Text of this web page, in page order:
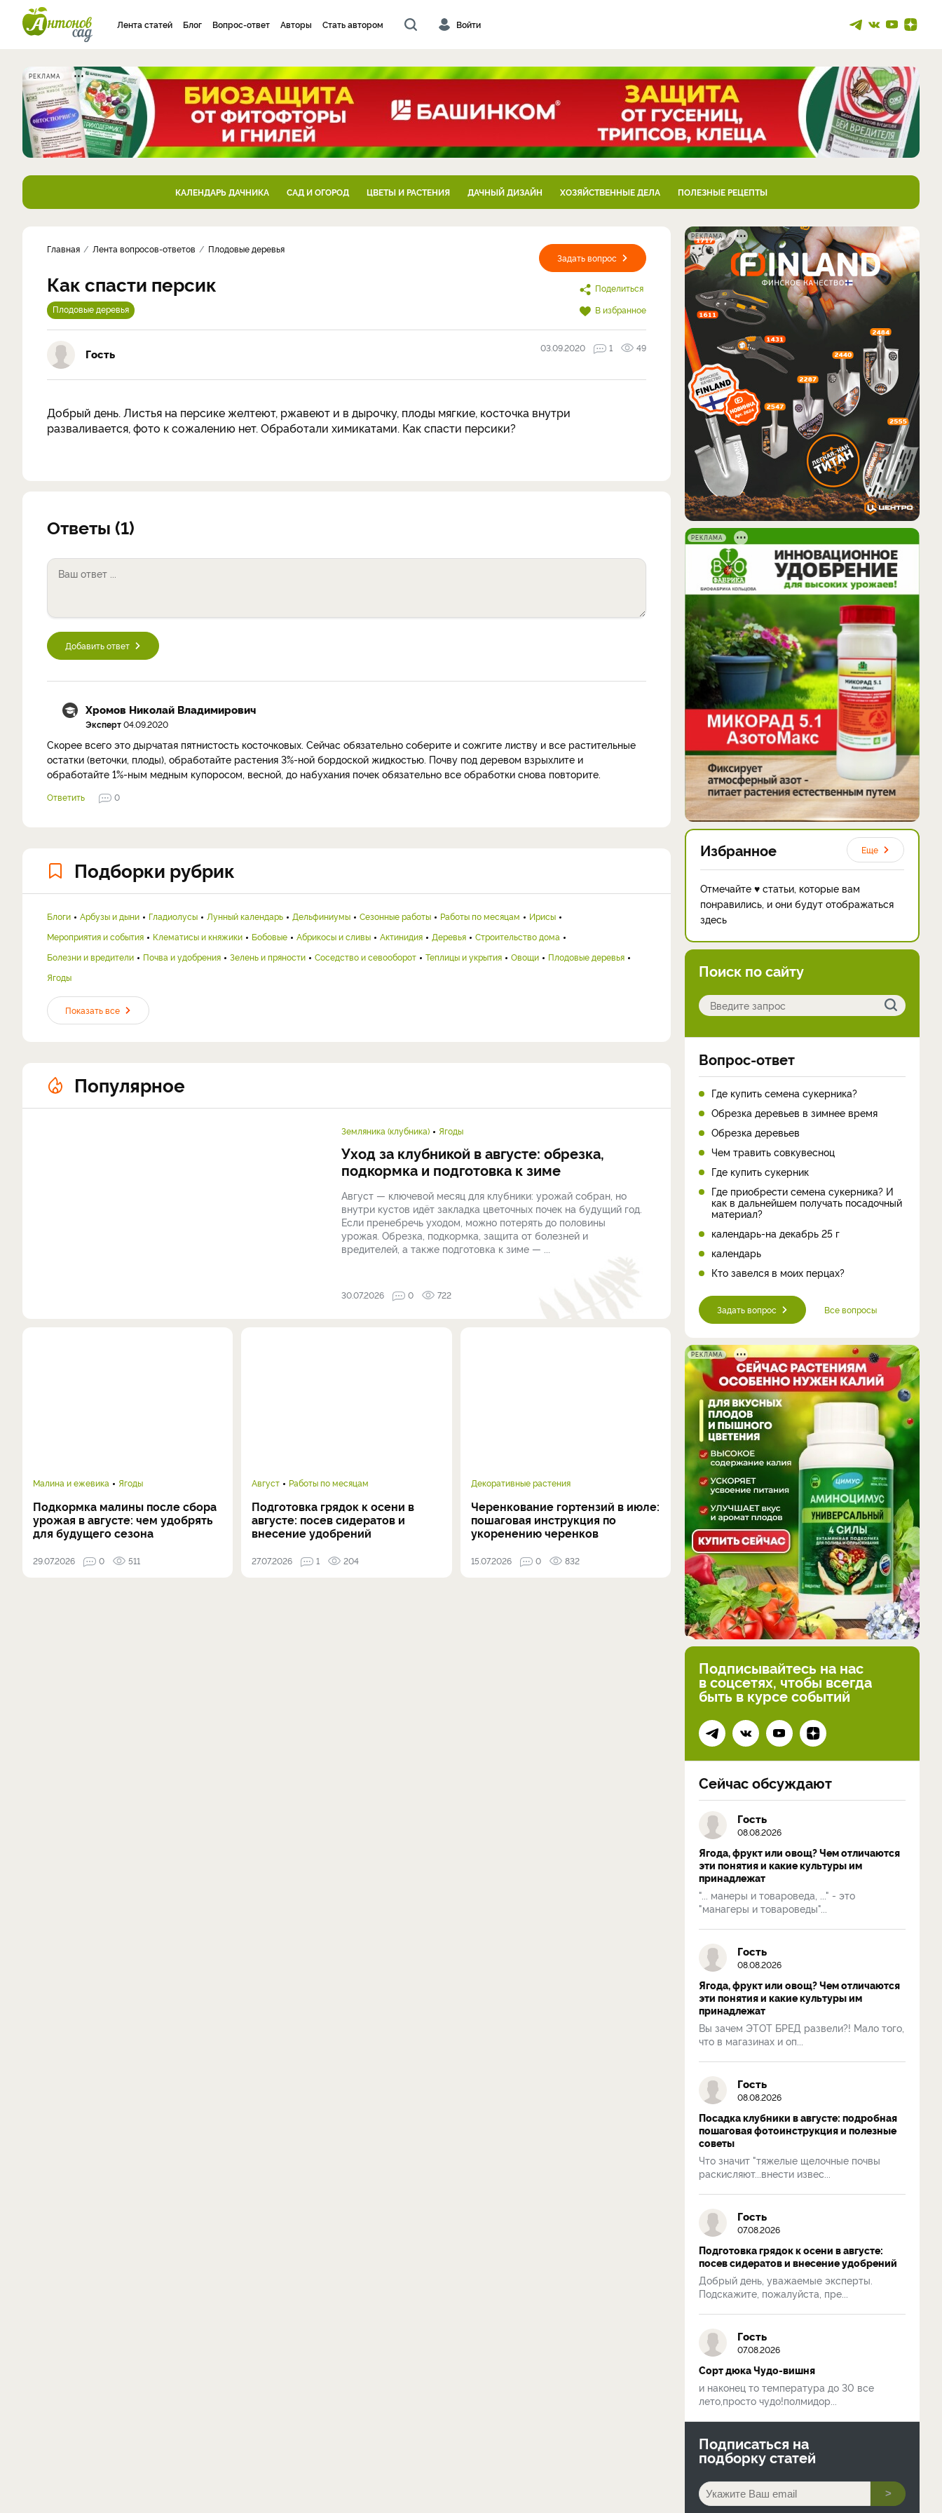
Лента статей Блог Вопрос-ответ Авторы Стать автором Войти
РЕКЛАМА
КАЛЕНДАРЬ ДАЧНИКА САД И ОГОРОД ЦВЕТЫ И РАСТЕНИЯ ДАЧНЫЙ ДИЗАЙН ХОЗЯЙСТВЕННЫЕ ДЕЛА ПОЛЕЗНЫЕ РЕЦЕПТЫ
Задать вопрос
Поделиться
В избранное
Главная Лента вопросов-ответов Плодовые деревья
Как спасти персик
Плодовые деревья
Гость 03.09.2020 1 49
Добрый день. Листья на персике желтеют, ржавеют и в дырочку, плоды мягкие, косточка внутри
разваливается, фото к сожалению нет. Обработали химикатами. Как спасти персики?
Ответы (1)
Добавить ответ
Хромов Николай Владимирович
Эксперт04.09.2020
Скорее всего это дырчатая пятнистость косточковых. Сейчас обязательно соберите и сожгите листву и все растительные
остатки (веточки, плоды), обработайте растения 3%-ной бордоской жидкостью. Почву под деревом взрыхлите и
обработайте 1%-ным медным купоросом, весной, до набухания почек обязательно все обработки снова повторите.
Ответить 0
Подборки рубрик
Блоги Арбузы и дыни Гладиолусы Лунный календарь Дельфиниумы Сезонные работы Работы по месяцам
Ирисы
Мероприятия и события
Клематисы и княжики Бобовые Абрикосы и сливы Актинидия Деревья
Строительство дома
Болезни и вредители
Почва и удобрения Зелень и пряности Соседство и севооборот Теплицы и укрытия Овощи
Плодовые деревья
Ягоды
Показать все
Популярное
Земляника (клубника) Ягоды
Уход за клубникой в августе: обрезка,
подкормка и подготовка к зиме
Август — ключевой месяц для клубники: урожай собран, но
внутри кустов идёт закладка цветочных почек на будущий год.
Если пренебречь уходом, можно потерять до половины
урожая. Обрезка, подкормка, защита от болезней и
вредителей, а также подготовка к зиме — ...
30.07.2026 0 722
Малина и ежевика Ягоды
Подкормка малины после сбора
урожая в августе: чем удобрять
для будущего сезона
29.07.2026 0 511
Август Работы по месяцам
Подготовка грядок к осени в
августе: посев сидератов и
внесение удобрений
27.07.2026 1 204
Декоративные растения
Черенкование гортензий в июле:
пошаговая инструкция по
укоренению черенков
15.07.2026 0 832
РЕКЛАМА
РЕКЛАМА
Избранное Еще
Отмечайте ♥ статьи, которые вам
понравились, и они будут отображаться
здесь
Поиск по сайту
Вопрос-ответ
Где купить семена сукерника?
Обрезка деревьев в зимнее время
Обрезка деревьев
Чем травить совкувесноц
Где купить сукерник
Где приобрести семена сукерника? И
как в дальнейшем получать посадочный
материал?
календарь-на декабрь 25 г
календарь
Кто завелся в моих перцах?
Задать вопрос Все вопросы
РЕКЛАМА
Подписывайтесь на нас
в соцсетях, чтобы всегда
быть в курсе событий
Сейчас обсуждают
Гость
08.08.2026
Ягода, фрукт или овощ? Чем отличаются
эти понятия и какие культуры им
принадлежат
"... манеры и товароведа, ..." - это
"манагеры и товароведы"...
Гость
08.08.2026
Ягода, фрукт или овощ? Чем отличаются
эти понятия и какие культуры им
принадлежат
Вы зачем ЭТОТ БРЕД развели?! Мало того,
что в магазинах и оп...
Гость
08.08.2026
Посадка клубники в августе: подробная
пошаговая фотоинструкция и полезные
советы
Что значит "тяжелые щелочные почвы
раскисляют...внести извес...
Гость
07.08.2026
Подготовка грядок к осени в августе:
посев сидератов и внесение удобрений
Добрый день, уважаемые эксперты.
Подскажите, пожалуйста, пре...
Гость
07.08.2026
Сорт дюка Чудо-вишня
и наконец то температура до 30 все
лето,просто чудо!полмидор...
Подписаться на
подборку статей
>